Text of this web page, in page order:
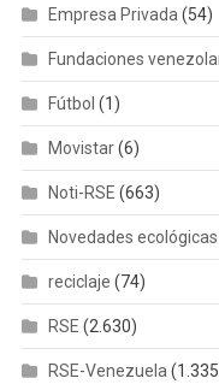
Empresa Privada (54)
Fundaciones
Fútbol (1)
Movistar(6)
Noti-RSE (663)
Novedades ecológicas
reciclaje (74)
RSE (2.630)
RSE-Venezuela